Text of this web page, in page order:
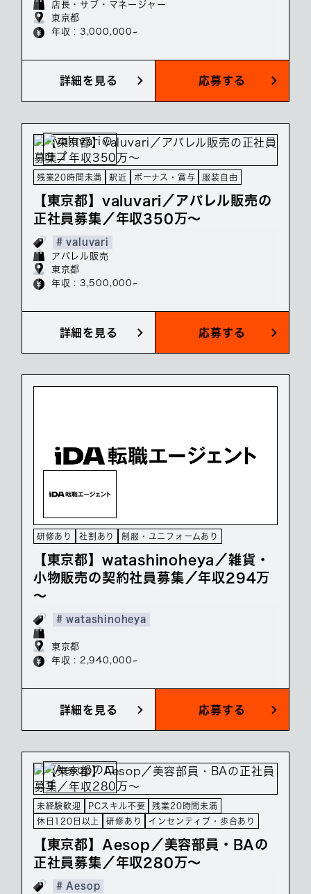
店長・サブ・マネージャー
東京都
年収 : 3,000,000~
詳細を見る 応募する
残業20時間未満 駅近 ボーナス・賞与 服装自由
【東京都】valuvari／アパレル販売の
正社員募集／年収350万～
# valuvari
アパレル販売
東京都
年収 : 3,500,000~
詳細を見る 応募する
研修あり 社割あり 制服・ユニフォームあり
【東京都】watashinoheya／雑貨・
小物販売の契約社員募集／年収294万
～
# watashinoheya
東京都
年収 : 2,940,000~
詳細を見る 応募する
未経験歓迎 PCスキル不要
残業20時間未満
休日120日以上
研修あり インセンティブ・歩合あり
【東京都】Aesop／美容部員・BAの
正社員募集／年収280万～
# Aesop